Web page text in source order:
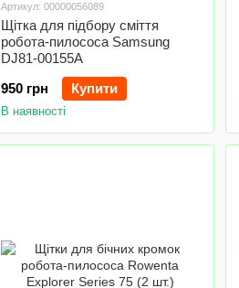
Артикул: 00000056089
Щітка для підбору сміття
робота-пилососа Samsung
DJ81-00155A
950 грн
Купити
В наявності